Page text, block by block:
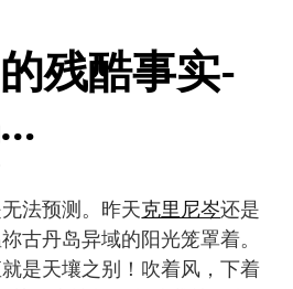
残酷事实-
法预测。昨天克里尼岑还是
古丹岛异域的阳光笼罩着。
是天壤之别！吹着风，下着